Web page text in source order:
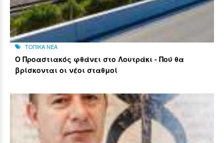
ΤΟΠΙΚΑ ΝΕΑ
Ο Προαστιακός φθάνει στο Λουτράκι - Πού θα
βρίσκονται οι νέοι σταθμοί